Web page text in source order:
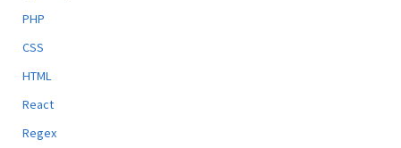
PHP
CSS
HTML
React
Regex